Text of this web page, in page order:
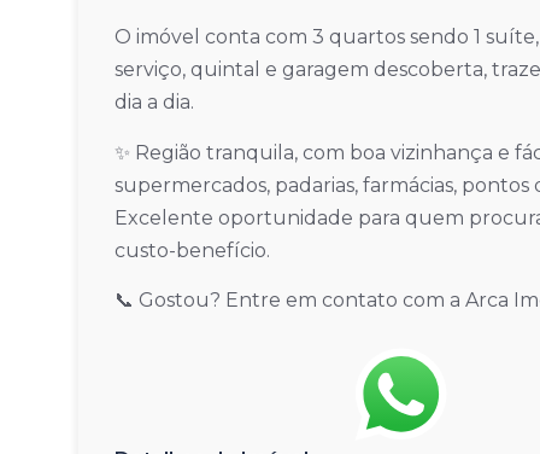
O imóvel conta com 3 quartos sendo 1
serviço, quintal e garagem descoberta,
dia a dia.
✨ Região tranquila, com boa vizinhança e
supermercados, padarias, farmácias, pontos
Excelente oportunidade para quem
custo-benefício.
📞 Gostou? Entre em contato com a Arca